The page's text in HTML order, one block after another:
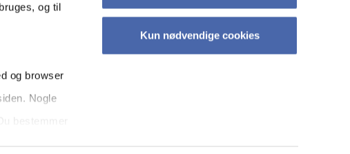
og til
og browser
Nogle
Kun nødvendige cookies